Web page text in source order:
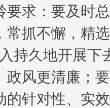
求：要及时总
常抓不懈，精
持久地开展下
政风更清廉；
的针对性、实